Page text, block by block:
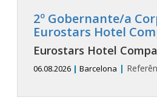
2º Gobernante/a
Eurostars Hotel
Eurostars Hotel
06.08.2026 | Barcelona |